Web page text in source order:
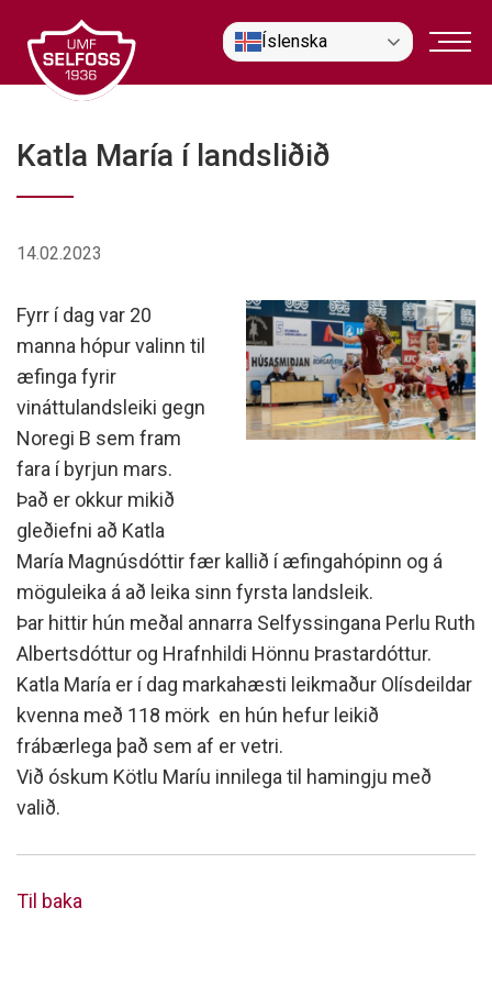
efni
Íslenska
Katla María í landsliðið
14.02.2023
Fyrr í dag var 20
manna hópur valinn til
æfinga fyrir
vináttulandsleiki gegn
Noregi B sem fram
fara í byrjun mars.
Það er okkur mikið
gleðiefni að Katla
María Magnúsdóttir fær kallið í æfingahópinn og á
möguleika á að leika sinn fyrsta landsleik.
Þar hittir hún meðal annarra Selfyssingana Perlu Ruth
Albertsdóttur og Hrafnhildi Hönnu Þrastardóttur.
Katla María er í dag markahæsti leikmaður Olísdeildar
kvenna með 118 mörk en hún hefur leikið
frábærlega það sem af er vetri.
Við óskum Kötlu Maríu innilega til hamingju með
valið.
Til baka